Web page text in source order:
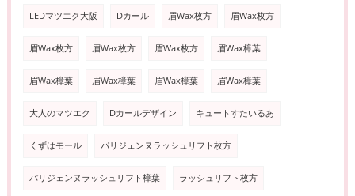
LEDマツエク大阪 Dカール 眉Wax枚方 眉Wax枚方
眉Wax枚方 眉Wax枚方 眉Wax枚方 眉Wax樟葉
眉Wax樟葉 眉Wax樟葉 眉Wax樟葉 眉Wax樟葉
大人のマツエク Dカールデザイン キュートすたいるあ
くずはモール パリジェンヌラッシュリフト枚方
パリジェンヌラッシュリフト樟葉 ラッシュリフト枚方